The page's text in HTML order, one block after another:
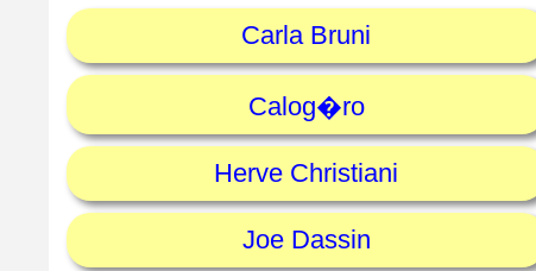
Carla Bruni
Calog�ro
Herve Christiani
Joe Dassin